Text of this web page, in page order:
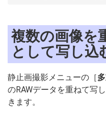
複数の画像を
として写し込
静止画撮影メニューの［
のRAWデータを重ねて写
きます。